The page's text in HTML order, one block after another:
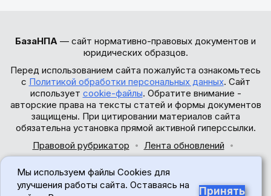
БазаНПА — сайт нормативно-правовых документов и
юридических образцов.
Перед использованием сайта пожалуйста ознакомьтесь
с Политикой обработки персональных данных. Сайт
использует cookie-файлы. Обратите внимание -
авторские права на тексты статей и формы документов
защищены. При цитировании материалов сайта
обязательна установка прямой активной гиперссылки.
Правовой рубрикатор
Лента обновлений
© 2017-2026
Мы используем файлы Cookies для
улучшения работы сайта. Оставаясь на
Принять